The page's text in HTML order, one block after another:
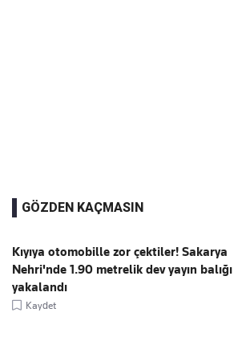
GÖZDEN KAÇMASIN
Kıyıya otomobille zor çektiler! Sakarya
Nehri'nde 1.90 metrelik dev yayın balığı
yakalandı
Kaydet